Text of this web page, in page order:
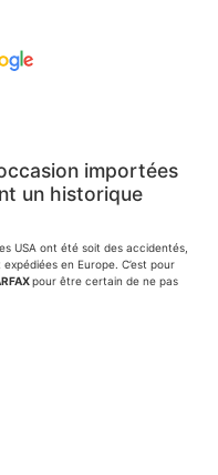
importées
un historique
USA ont été soit des accidentés,
en Europe. C’est pour
pour être certain de ne pas